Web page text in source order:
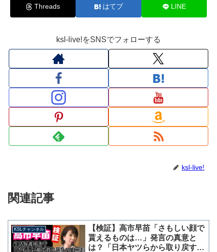
Threads はてブ LINE
ksl-live!をSNSでフォローする
ksl-live!
関連記事
KSLチャンネル
【検証】高市早苗「さもしい顔で
貰えるものは…」発言の真意と
は？「日本ヤツらから取り戻す」